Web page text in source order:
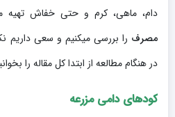
دام، ماهی، کرم و حتی خفاش
مصرف را بررسی میکنیم و سعی داریم
در هنگام مطالعه از ابتدا کل مقاله را
کودهای دامی مزرعه